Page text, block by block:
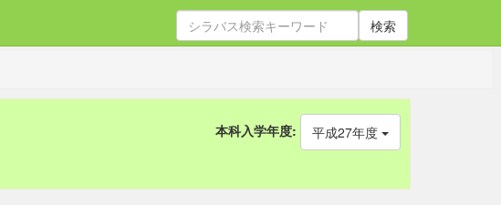
検索
本科入学年度: 平成27年度